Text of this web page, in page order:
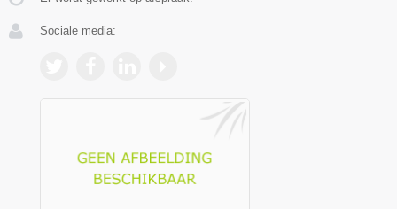
Sociale media: